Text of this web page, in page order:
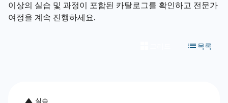
이상의 실습 및 과정이 포함된 카탈로그를 확인하고 전문가
여정을 계속 진행하세요.